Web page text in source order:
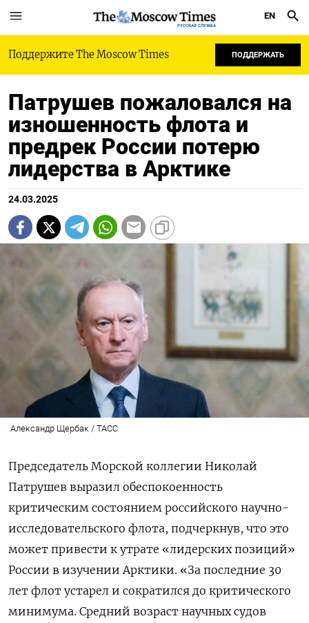
РУССКАЯ СЛУЖБА
EN
Поддержите The Moscow Times ПОДДЕРЖАТЬ
Патрушев пожаловался на
изношенность флота и
предрек России потерю
лидерства в Арктике
24.03.2025
Александр Щербак / ТАСС
Председатель Морской коллегии Николай
Патрушев выразил обеспокоенность
критическим состоянием российского научно-
исследовательского флота, подчеркнув, что это
может привести к утрате «лидерских позиций»
России в изучении Арктики. «За последние 30
лет флот устарел и сократился до критического
минимума. Средний возраст научных судов